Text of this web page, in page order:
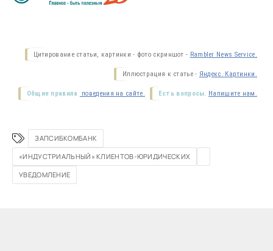
Цитирование статьи, картинки - фото скриншот - Rambler News Service.
Иллюстрация к статье - Яндекс. Картинки.
Есть вопросы. Напишите нам.
Общие правила поведения на сайте.
ЗАПСИБКОМБАНК
«ИНДУСТРИАЛЬНЫЙ» КЛИЕНТОВ-ЮРИДИЧЕСКИХ
УВЕДОМЛЕНИЕ